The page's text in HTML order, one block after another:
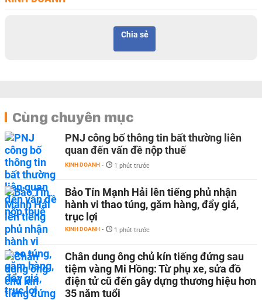
Chia sẻ
Cùng chuyên mục
PNJ công bố thông tin bất thường liên
quan đến vấn đề nộp thuế
KINH DOANH - 1 phút trước
Bảo Tín Mạnh Hải lên tiếng phủ nhận
hành vi thao túng, găm hàng, đẩy giá,
trục lợi
KINH DOANH - 1 phút trước
Chân dung ông chủ kín tiếng đứng sau
tiệm vàng Mi Hồng: Từ phụ xe, sửa đồ
điện tử cũ đến gây dựng thương hiệu hơn
35 năm tuổi